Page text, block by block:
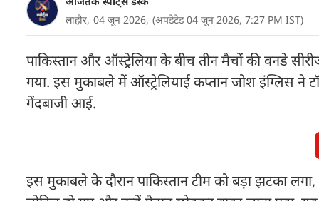
लाहौर, 04 जून 2026, (अपडेटेड 04 जून 2026, 7:27 PM IST)
पाकिस्तान और ऑस्ट्रेलिया के बीच तीन मैचों की वनडे
गया. इस मुकाबले में ऑस्ट्रेलियाई कप्तान जोश इंग्लिस ने
गेंदबाजी आई.
इस मुकाबले के दौरान पाकिस्तान टीम को बड़ा झटका